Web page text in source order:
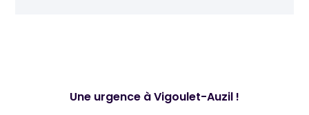
Une urgence à Vigoulet-Auzil !